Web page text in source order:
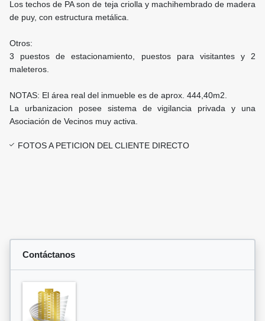
Los techos de PA son de teja criolla y machihembrado de madera
de puy, con estructura metálica.
Otros:
3 puestos de estacionamiento, puestos para visitantes y 2
maleteros.
NOTAS: El área real del inmueble es de aprox. 444,40m2.
La urbanizacion posee sistema de vigilancia privada y una
Asociación de Vecinos muy activa.
FOTOS A PETICION DEL CLIENTE DIRECTO
Contáctanos